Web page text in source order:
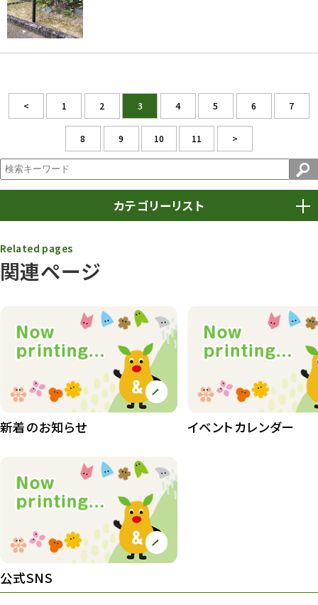
< 1 2 3 4 5 6 7
8 9 10 11 >
カテゴリーリスト
動物園
動物園その他 117
植物園 510
植物たち 407
植物園長の庭
桜情報
紅葉情報
ズーボ
イベント
関連ページ
Related pages
新着のお知らせ イベントカレンダー
公式SNS